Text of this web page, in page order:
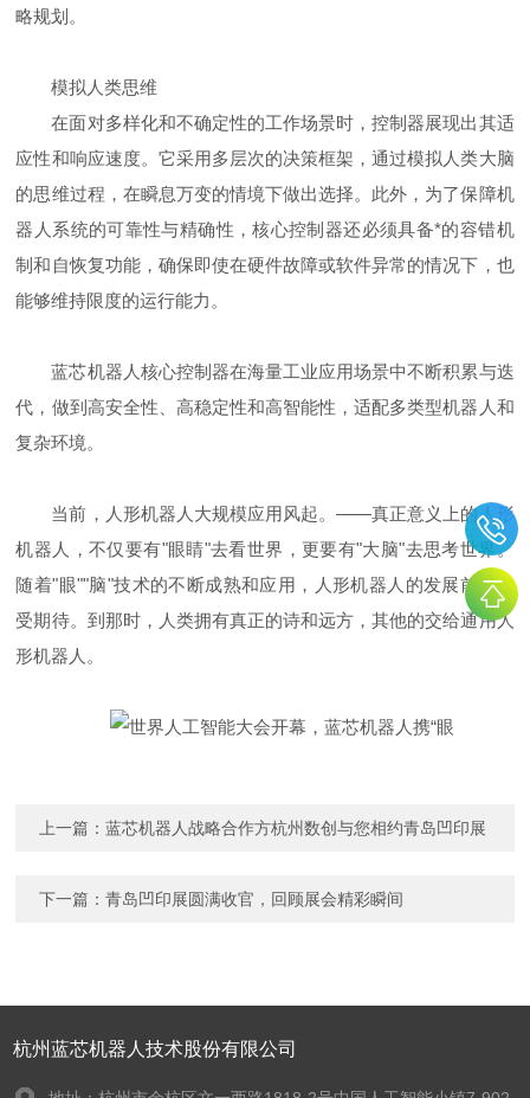
略规划。
模拟人类思维
在面对多样化和不确定性的工作场景时，控制器展现出其适
应性和响应速度。它采用多层次的决策框架，通过模拟人类大脑
的思维过程，在瞬息万变的情境下做出选择。此外，为了保障机
器人系统的可靠性与精确性，核心控制器还必须具备*的容错机
制和自恢复功能，确保即使在硬件故障或软件异常的情况下，也
能够维持限度的运行能力。
蓝芯机器人核心控制器在海量工业应用场景中不断积累与迭
代，做到高安全性、高稳定性和高智能性，适配多类型机器人和
复杂环境。
当前，人形机器人大规模应用风起。——真正意义上的人形
机器人，不仅要有"眼睛"去看世界，更要有"大脑"去思考世界。
随着"眼""脑"技术的不断成熟和应用，人形机器人的发展前景备
受期待。到那时，人类拥有真正的诗和远方，其他的交给通用人
形机器人。
上一篇：蓝芯机器人战略合作方杭州数创与您相约青岛凹印展
下一篇：青岛凹印展圆满收官，回顾展会精彩瞬间
杭州蓝芯机器人技术股份有限公司